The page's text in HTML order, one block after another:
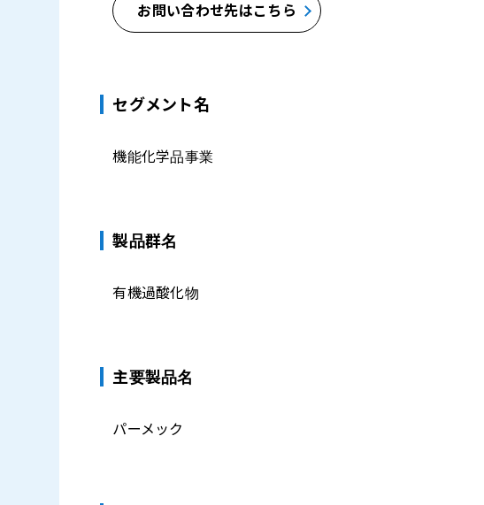
お問い合わせ先はこちら
セグメント名
機能化学品事業
製品群名
有機過酸化物
主要製品名
パーメック